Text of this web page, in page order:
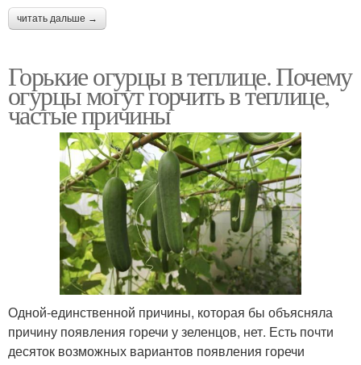
читать дальше →
Горькие огурцы в теплице. Почему
огурцы могут горчить в теплице,
частые причины
Одной-единственной причины, которая бы объясняла
причину появления горечи у зеленцов, нет. Есть почти
десяток возможных вариантов появления горечи